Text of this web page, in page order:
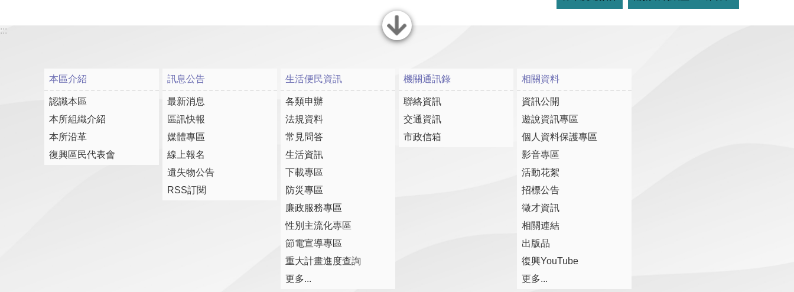
關閉
:::
本區介紹
認識本區
本所組織介紹
本所沿革
復興區民代表會
訊息公告
最新消息
區訊快報
媒體專區
線上報名
遺失物公告
RSS訂閱
生活便民資訊
各類申辦
法規資料
常見問答
生活資訊
下載專區
防災專區
廉政服務專區
性別主流化專區
節電宣導專區
重大計畫進度查詢
更多...
機關通訊錄
聯絡資訊
交通資訊
市政信箱
相關資料
資訊公開
遊說資訊專區
個人資料保護專區
影音專區
活動花絮
招標公告
徵才資訊
相關連結
出版品
復興YouTube
更多...